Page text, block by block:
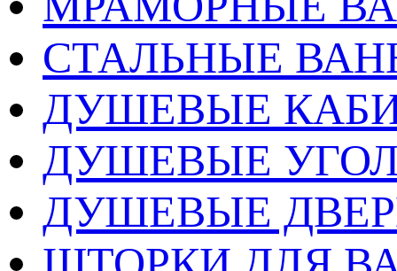
СТАЛЬНЫЕ
ДУШЕВЫЕ
ДУШЕВЫЕ
ДУШЕВЫЕ